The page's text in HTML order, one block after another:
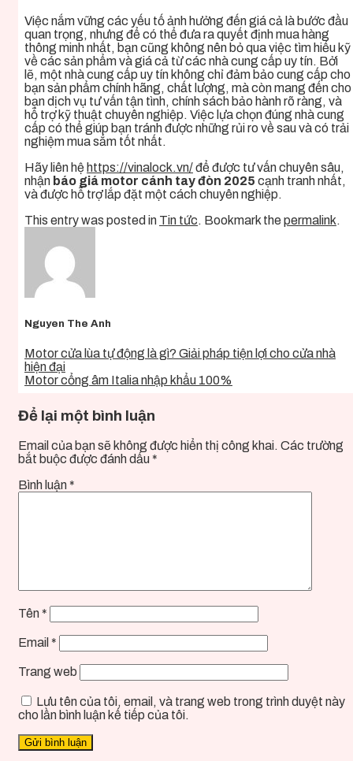
Việc nắm vững các yếu tố ảnh hưởng đến giá cả là bước đầu
quan trọng, nhưng để có thể đưa ra quyết định mua hàng
thông minh nhất, bạn cũng không nên bỏ qua việc tìm hiểu kỹ
về các sản phẩm và giá cả từ các nhà cung cấp uy tín. Bởi
lẽ, một nhà cung cấp uy tín không chỉ đảm bảo cung cấp cho
bạn sản phẩm chính hãng, chất lượng, mà còn mang đến cho
bạn dịch vụ tư vấn tận tình, chính sách bảo hành rõ ràng, và
hỗ trợ kỹ thuật chuyên nghiệp. Việc lựa chọn đúng nhà cung
cấp có thể giúp bạn tránh được những rủi ro về sau và có trải
nghiệm mua sắm tốt nhất.
Hãy liên hệ https://vinalock.vn/để được tư vấn chuyên sâu,
nhận báo giá motor cánh tay đòn 2025 cạnh tranh nhất,
và được hỗ trợ lắp đặt một cách chuyên nghiệp.
This entry was posted in Tin tức. Bookmark thepermalink.
Nguyen The Anh
Motor cửa lùa tự động là gì? Giải pháp tiện lợi cho cửa nhà
hiện đại
Motor cổng âm Italia nhập khẩu 100%
Để lại một bình luận
Email của bạn sẽ không được hiển thị công khai. Các trường
bắt buộc được đánh dấu *
Bình luận *
Tên *
Email *
Trang web
Lưu tên của tôi, email, và trang web trong trình duyệt này
cho lần bình luận kế tiếp của tôi.